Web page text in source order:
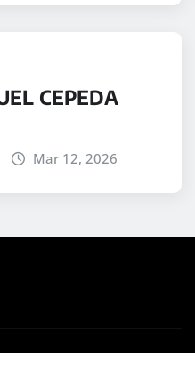
CEPEDA
Mar 12, 2026